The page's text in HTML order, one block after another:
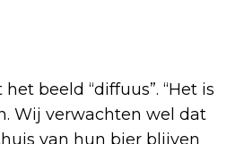
beeld “diffuus”. “Het is
Wij verwachten wel dat
van hun bier blijven